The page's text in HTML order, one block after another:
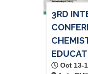
3RD
Oct 13-